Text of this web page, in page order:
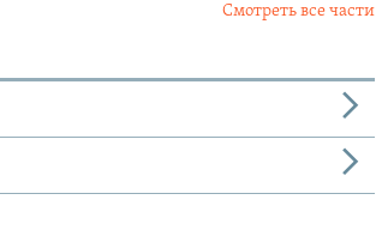
Смотреть все части